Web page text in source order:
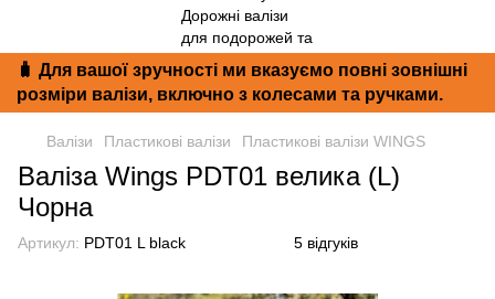
🧳 Для вашої зручності ми вказуємо повні зовнішні
розміри валізи, включно з колесами та ручками.
Валізи Пластикові валізи Пластикові валізи WINGS
Валіза Wings PDT01 велика (L)
Чорна
Артикул: PDT01 L black 5 відгуків